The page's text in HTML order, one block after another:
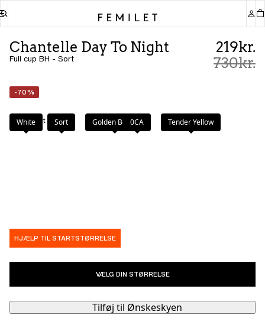
Chantelle Day To Night
Full cup BH - Sort
219kr.
730kr.
-70%
Farve: Sort
White Sort Golden Beige0CA Tender Yellow
HJÆLP TIL STARTSTØRRELSE
VÆLG DIN STØRRELSE
Tilføj til Ønskeskyen